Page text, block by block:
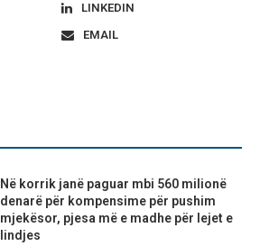
LINKEDIN
EMAIL
Në korrik janë paguar mbi 560 milionë
denarë për kompensime për pushim
mjekësor, pjesa më e madhe për lejet e
lindjes